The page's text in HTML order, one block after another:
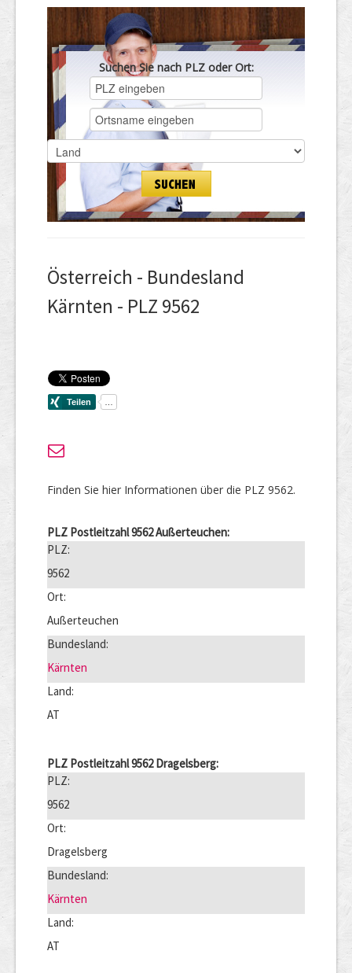
Suchen Sie nach PLZ oder Ort:
Österreich - Bundesland
Kärnten - PLZ 9562
Finden Sie hier Informationen über die PLZ 9562.
PLZ Postleitzahl 9562 Außerteuchen:
PLZ:
9562
Ort:
Außerteuchen
Bundesland:
Kärnten
Land:
AT
PLZ Postleitzahl 9562 Dragelsberg:
PLZ:
9562
Ort:
Dragelsberg
Bundesland:
Kärnten
Land:
AT